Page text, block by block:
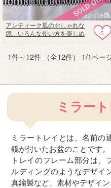
5
アンティーク風のおしゃれな
鏡、いろんな使い方を楽しめ
1件～12件 （全12件） 1/1ペー
ミラー
ミラートレイとは、名前の
鏡が付いたお盆のことです。
トレイのフレーム部分は、
ルディングのようなデザイ
真鍮製など、素材やデザイン